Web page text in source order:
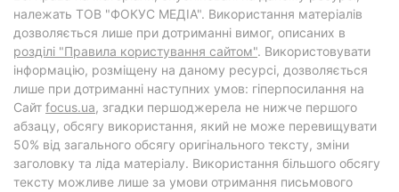
належать ТОВ "ФОКУС МЕДІА". Використання матеріалів
дозволяється лише при дотриманні вимог, описаних в
розділі "Правила користування сайтом". Використовувати
інформацію, розміщену на даному ресурсі, дозволяється
лише при дотриманні наступних умов: гіперпосилання на
Cайт focus.ua, згадки першоджерела не нижче першого
абзацу, обсягу використання, який не може перевищувати
50% від загального обсягу оригінального тексту, зміни
заголовку та ліда матеріалу. Використання більшого обсягу
тексту можливе лише за умови отримання письмового